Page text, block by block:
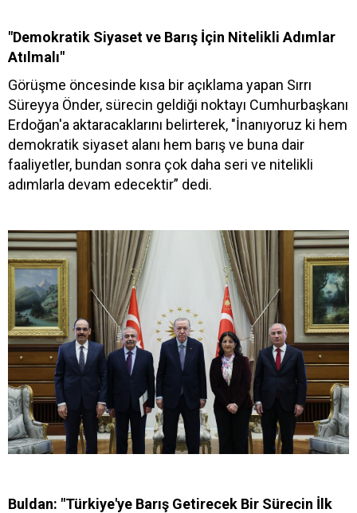
"Demokratik Siyaset ve Barış İçin Nitelikli Adımlar
Atılmalı"
Görüşme öncesinde kısa bir açıklama yapan Sırrı
Süreyya Önder, sürecin geldiği noktayı Cumhurbaşkanı
Erdoğan'a aktaracaklarını belirterek, "İnanıyoruz ki hem
demokratik siyaset alanı hem barış ve buna dair
faaliyetler, bundan sonra çok daha seri ve nitelikli
adımlarla devam edecektir” dedi.
Buldan: "Türkiye'ye Barış Getirecek Bir Sürecin İlk